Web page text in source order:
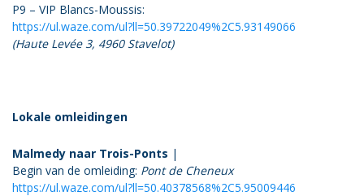
P9 – VIP Blancs-Moussis:
https://ul.waze.com/ul?ll=50.39722049%2C5.93149066
(Haute Levée 3, 4960 Stavelot)
Lokale omleidingen
Malmedy naar Trois-Ponts |
Begin van de omleiding: Pont de Cheneux
https://ul.waze.com/ul?ll=50.40378568%2C5.95009446